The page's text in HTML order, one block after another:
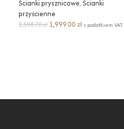
Ścianki prysznicowe, Ścianki
przyścienne
2,598.70zł 1,999.00 zł z podatkiem VAT